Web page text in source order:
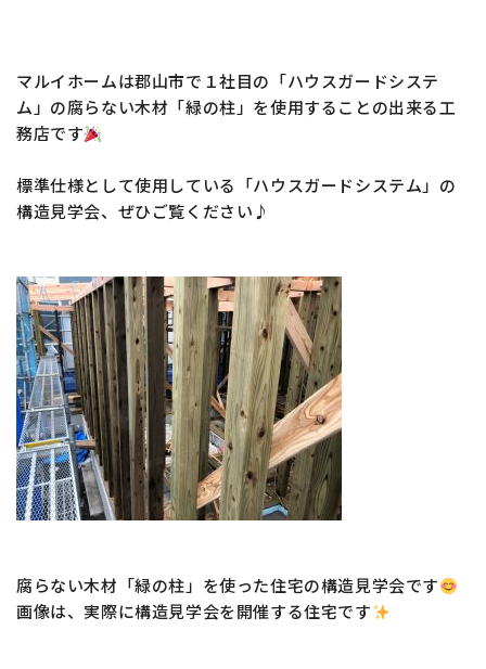
マルイホームは郡山市で１社目の「ハウスガードシステ
ム」の腐らない木材「緑の柱」を使用することの出来る工
務店です
標準仕様として使用している「ハウスガードシステム」の
構造見学会、ぜひご覧ください♪
腐らない木材「緑の柱」を使った住宅の構造見学会です
画像は、実際に構造見学会を開催する住宅です